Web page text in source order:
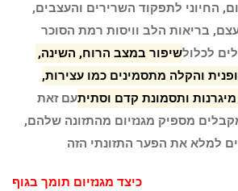
החיוני לתפקוד השרירים והעצבים,
בריאות הלב וויסות רמת הסוכר
שיפור במצב הרוח, השינה,
והקלה מתסמינים כמו עצירות,
מיגרנות ותסמונת קדם וסתיתעם זאת
מספיק מגנזיום מהתזונה שלהם,
כיצד מגנזיום תומך בגוף